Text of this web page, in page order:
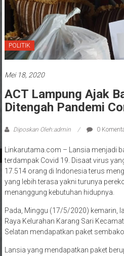
POLITIK
Mei 18, 2020
ACT Lampung Ajak
Ditengah Pandemi
Diposkan Oleh:admin 0
Linkarutama.com – Lansia menjadi
terdampak Covid 19. Disaat virus
17.514 orang di Indonesia terus
yang lebih terasa yakni turunya
menanggung kebutuhan hidupnya.
Pada, Minggu (17/5/2020) kemarin,
Raya Kelurahan Karang Sari
Selatan mendapatkan paket
Lansia yang mendapatkan paket